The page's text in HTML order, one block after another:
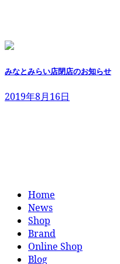
みなとみらい店閉店のお知らせ
2019年8月16日
Home
News
Shop
Brand
Online Shop
Blog